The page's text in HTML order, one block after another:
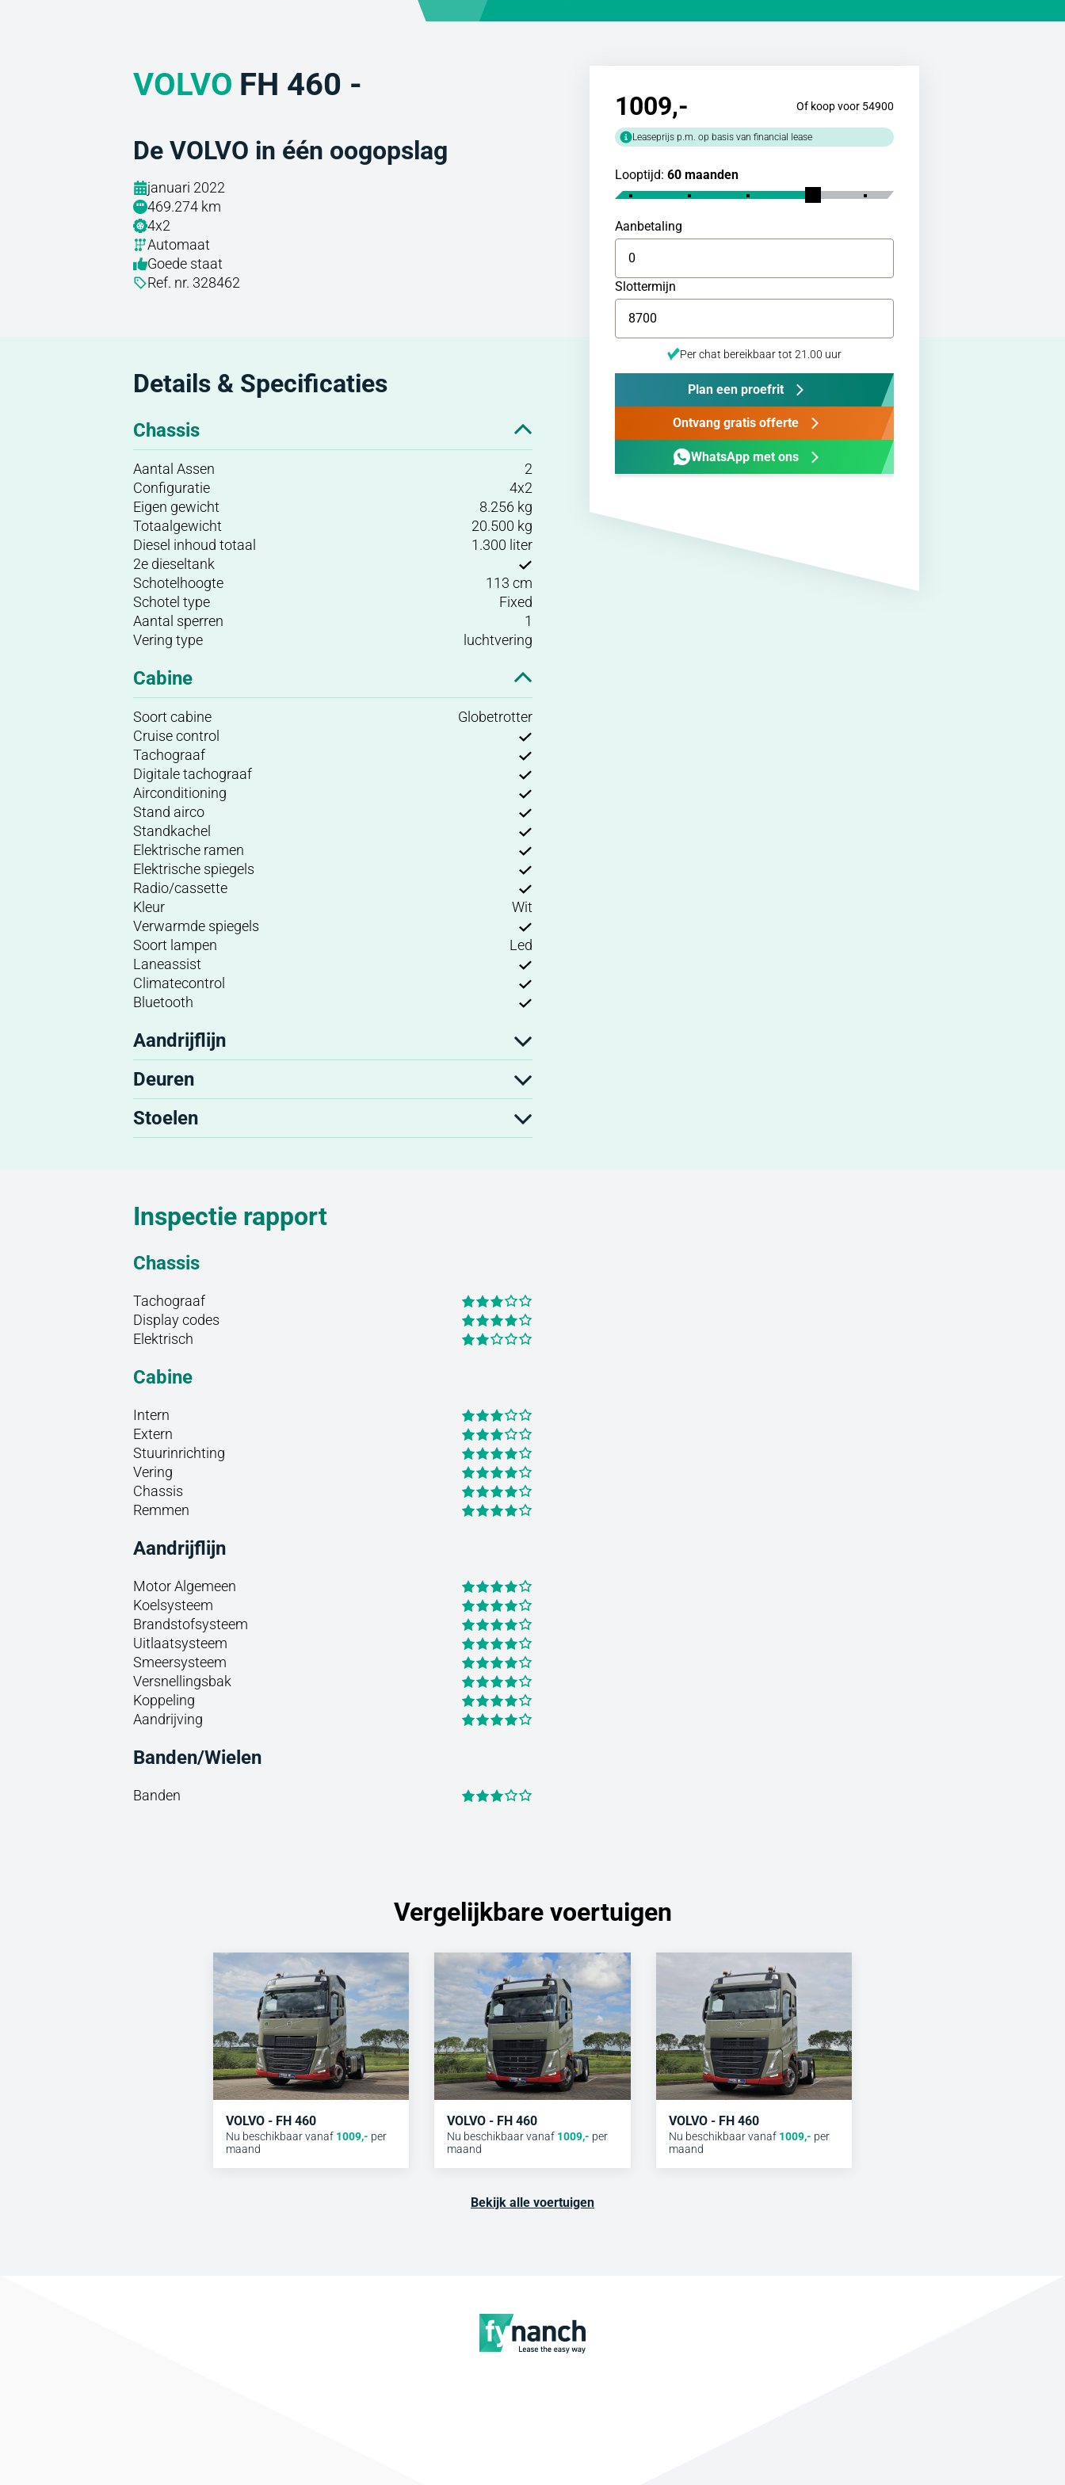
VOLVO FH 460 -
De VOLVO in één oogopslag
januari 2022
469.274 km
4x2
Automaat
Goede staat
Ref. nr. 328462
Details & Specificaties
Chassis
Aantal Assen
2
Configuratie
4x2
Eigen gewicht
8.256 kg
Totaalgewicht
20.500 kg
Diesel inhoud totaal
1.300 liter
2e dieseltank
Schotelhoogte
113 cm
Schotel type
Fixed
Aantal sperren
1
Vering type
luchtvering
Cabine
Soort cabine
Globetrotter
Cruise control
Tachograaf
Digitale tachograaf
Airconditioning
Stand airco
Standkachel
Elektrische ramen
Elektrische spiegels
Radio/cassette
Kleur
Wit
Verwarmde spiegels
Soort lampen
Led
Laneassist
Climatecontrol
Bluetooth
Aandrijflijn
Deuren
Stoelen
Inspectie rapport
Chassis
Tachograaf
Display codes
Elektrisch
Cabine
Intern
Extern
Stuurinrichting
Vering
Chassis
Remmen
Aandrijflijn
Motor Algemeen
Koelsysteem
Brandstofsysteem
Uitlaatsysteem
Smeersysteem
Versnellingsbak
Koppeling
Aandrijving
Banden/Wielen
Banden
1009,- Of koop voor 54900
Leaseprijs p.m. op basis van financial lease
Looptijd: 60 maanden
Aanbetaling
Slottermijn
Per chat bereikbaar tot 21.00 uur
Plan een proefrit
Ontvang gratis offerte
WhatsApp met ons
Vergelijkbare voertuigen
VOLVO - FH 460
Nu beschikbaar vanaf 1009,- per
maand
VOLVO - FH 460
Nu beschikbaar vanaf 1009,- per
maand
VOLVO - FH 460
Nu beschikbaar vanaf 1009,- per
maand
Bekijk alle voertuigen